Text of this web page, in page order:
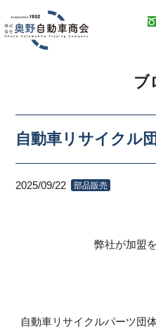
ブ
自動車リサイクル
2025/09/22 部品販売
弊社が加盟
自動車リサイクルパーツ団